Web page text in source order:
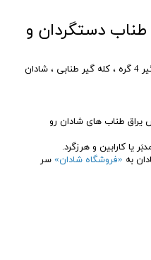
طناب دستگردان و
، کله گیر طنابی ، شادان
یراق طناب های شادان رو
یا کارابین و هرزگرد.
به «فروشگاه شادان» سر